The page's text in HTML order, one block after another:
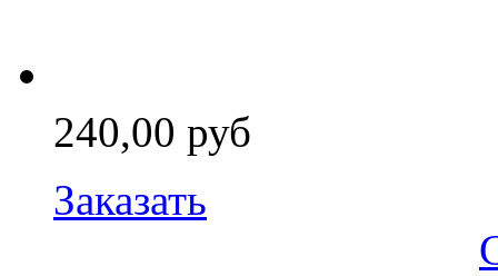
240,00 руб
Заказать